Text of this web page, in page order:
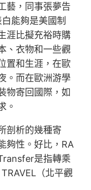
藝，同事張夢告
能夠是美國制
涯比擬充裕時購
、衣物和一些觀
置和生涯，在歐
。而在歐洲游學
物寄回國際，如
。
剖析的幾種寄
夠性。好比，RA
是指轉乘
（北平觀